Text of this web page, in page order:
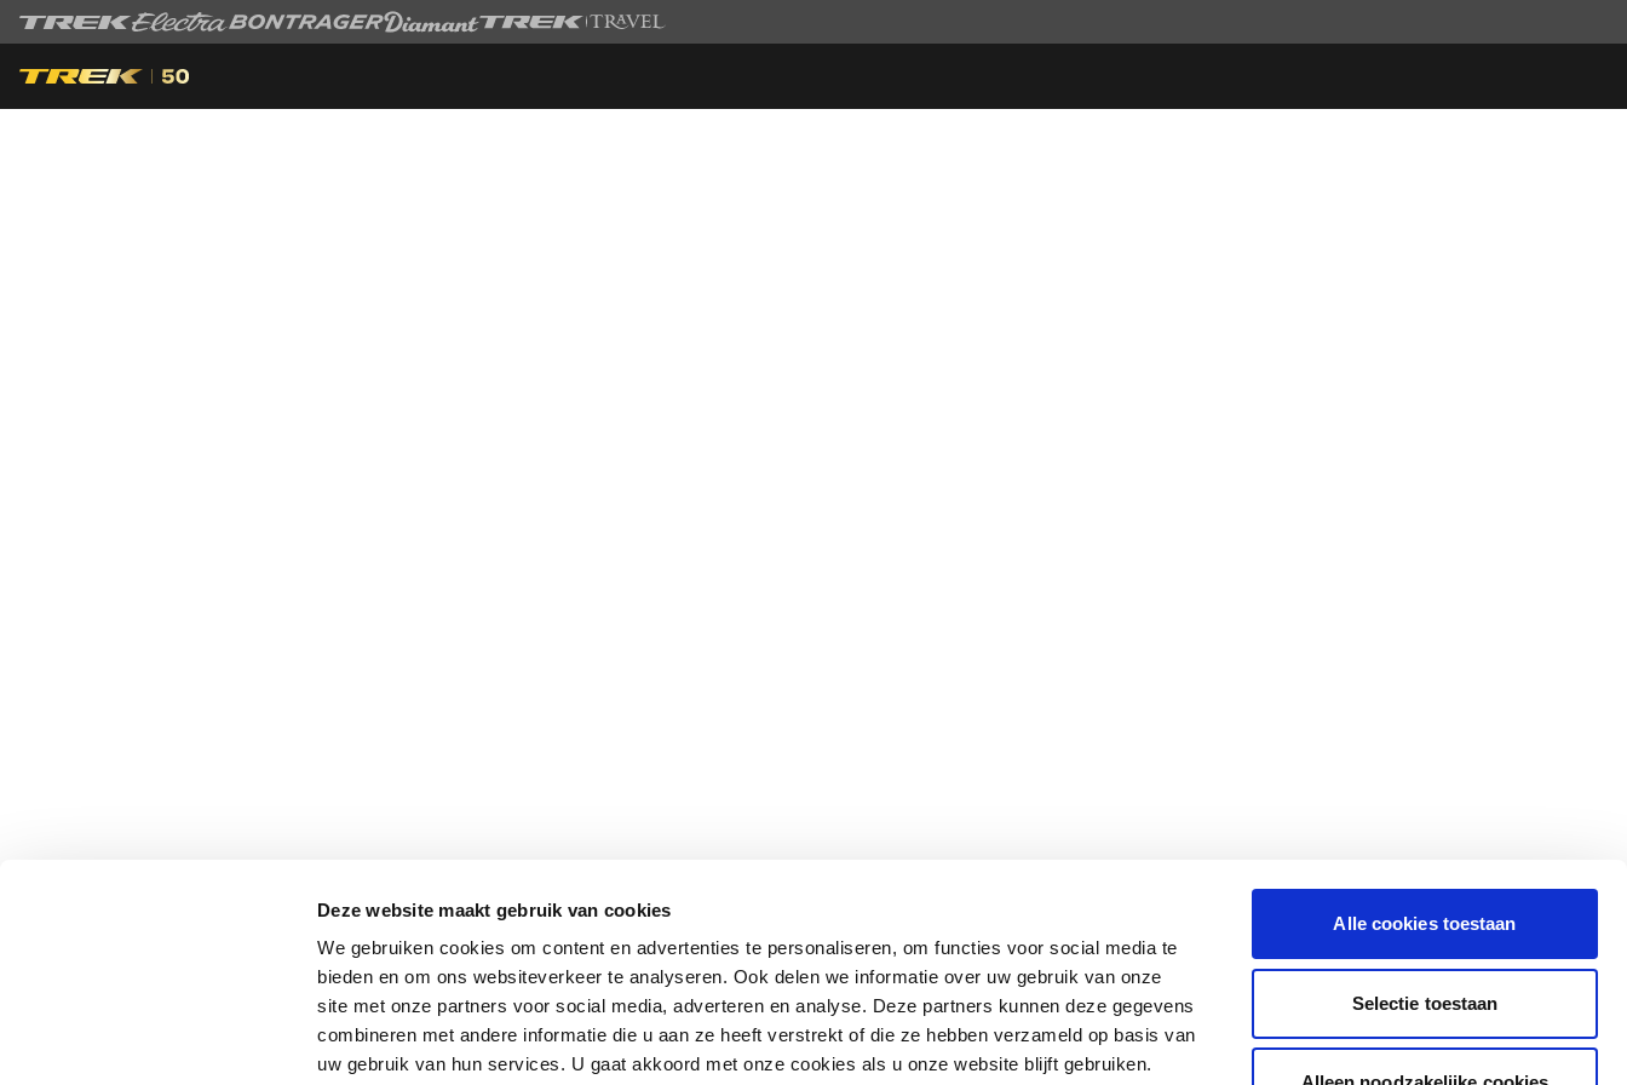
Deze website maakt gebruik van cookies
We gebruiken cookies om content en advertenties te personaliseren, om functies voor social media te
bieden en om ons websiteverkeer te analyseren. Ook delen we informatie over uw gebruik van onze
site met onze partners voor social media, adverteren en analyse. Deze partners kunnen deze gegevens
combineren met andere informatie die u aan ze heeft verstrekt of die ze hebben verzameld op basis van
uw gebruik van hun services. U gaat akkoord met onze cookies als u onze website blijft gebruiken.
Alle cookies toestaan
Selectie toestaan